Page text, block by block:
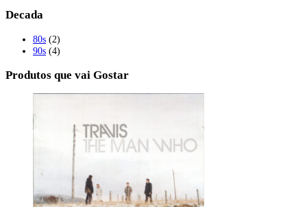
Decada
80s (2)
90s (4)
Produtos que vai Gostar